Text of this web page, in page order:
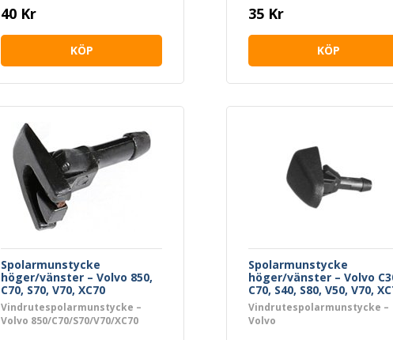
40 Kr
KÖP
35 Kr
KÖP
Spolarmunstycke
höger/vänster – Volvo 850,
C70, S70, V70, XC70
Vindrutespolarmunstycke –
Volvo 850/C70/S70/V70/XC70
Spolarmunstycke
höger/vänster – Volvo
C70, S40, S80, V50, V70,
XC90
Vindrutespolarmunstycke –
Volvo